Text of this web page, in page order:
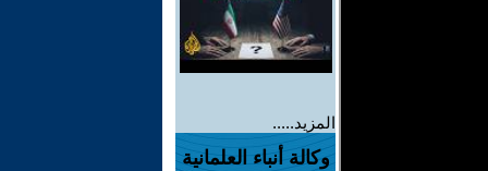
المزيد.....
وكالة أنباء العلمانية